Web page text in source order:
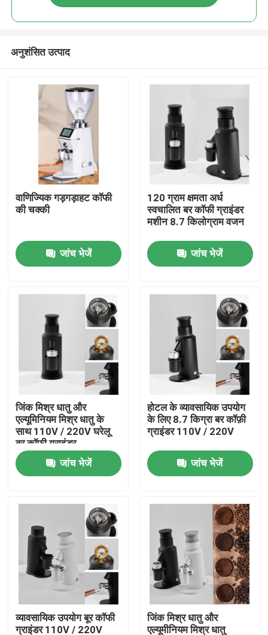
उत्पादों
वीआर दिखाएँ
हमारे बारे में
कारखाना भ्रमण
गुणवत्ता नियंत्रण
मामलों
कॉफी बीन ग्राइंडर
गड़गड़ाहट कॉफी की चक्की
अनुशंसित उत्पाद
वाणिज्यिक गड़गड़ाहट कॉफी
की चक्की
जांच भेजें
120 ग्राम क्षमता अर्ध
स्वचालित बर कॉफी ग्राइंडर
मशीन 8.7 किलोग्राम वजन
जांच भेजें
जिंक मिश्र धातु और
एल्यूमिनियम मिश्र धातु के
साथ 110V / 220V घरेलू
बूर कॉफी ग्राइंडर
जांच भेजें
होटल के व्यावसायिक उपयोग
के लिए 8.7 किग्रा बर कॉफ़ी
ग्राइंडर 110V / 220V
जांच भेजें
व्यावसायिक उपयोग बूर कॉफी
ग्राइंडर 110V / 220V
जिंक मिश्र धातु और
एल्यूमीनियम मिश्र धातु